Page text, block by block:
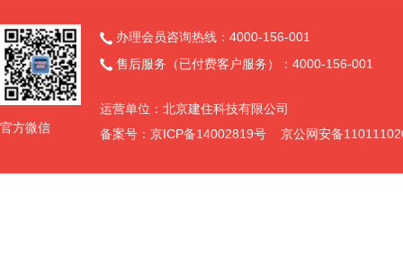
官方微信
 办理会员咨询热线：4000-156-001
 售后服务（已付费客户服务）：4000-156-001
运营单位：北京建住科技有限公司
备案号：京ICP备14002819号 京公网安备